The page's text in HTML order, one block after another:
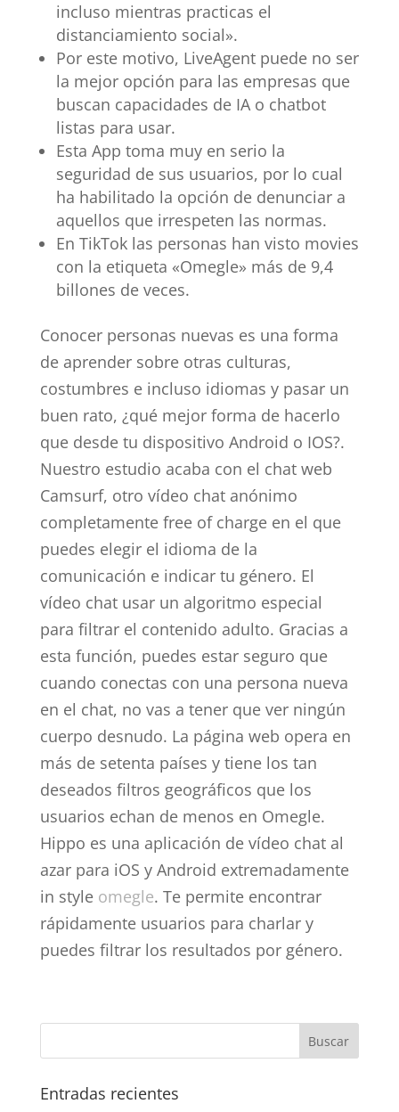
incluso mientras practicas el
distanciamiento social».
Por este motivo, LiveAgent puede no ser
la mejor opción para las empresas que
buscan capacidades de IA o chatbot
listas para usar.
Esta App toma muy en serio la
seguridad de sus usuarios, por lo cual
ha habilitado la opción de denunciar a
aquellos que irrespeten las normas.
En TikTok las personas han visto movies
con la etiqueta «Omegle» más de 9,4
billones de veces.
Conocer personas nuevas es una forma
de aprender sobre otras culturas,
costumbres e incluso idiomas y pasar un
buen rato, ¿qué mejor forma de hacerlo
que desde tu dispositivo Android o IOS?.
Nuestro estudio acaba con el chat web
Camsurf, otro vídeo chat anónimo
completamente free of charge en el que
puedes elegir el idioma de la
comunicación e indicar tu género. El
vídeo chat usar un algoritmo especial
para filtrar el contenido adulto. Gracias a
esta función, puedes estar seguro que
cuando conectas con una persona nueva
en el chat, no vas a tener que ver ningún
cuerpo desnudo. La página web opera en
más de setenta países y tiene los tan
deseados filtros geográficos que los
usuarios echan de menos en Omegle.
Hippo es una aplicación de vídeo chat al
azar para iOS y Android extremadamente
in style omegle. Te permite encontrar
rápidamente usuarios para charlar y
puedes filtrar los resultados por género.
Entradas recientes